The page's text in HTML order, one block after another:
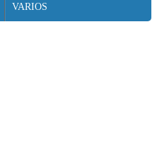
VARIOS